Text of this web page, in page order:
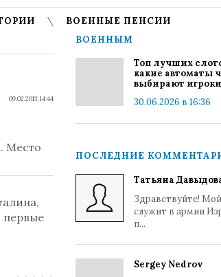
ВОЕННЫЕ ПЕНСИИ
09.02.2013, 14:44
Место
первые
ВОЕННЫМ
Топ лучших
какие автоматы
выбирают
30.06.2026 в 16:36
ПОСЛЕДНИЕ
Татьяна
Здравствуйте!
служит в армии
п...
Sergey Nedrov